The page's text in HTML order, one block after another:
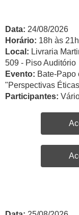
Data: 24/08/2026
Horário: 18h às 21h
Local: Livraria
509 - Piso Auditório
Evento: Bate-Papo
"Perspectivas
Participantes: